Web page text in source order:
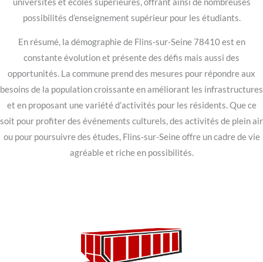
possibilités d’enseignement supérieur pour les étudiants.
En résumé, la démographie de Flins-sur-Seine 78410 est en
constante évolution et présente des défis mais aussi des
opportunités. La commune prend des mesures pour répondre aux
besoins de la population croissante en améliorant les infrastructures
et en proposant une variété d’activités pour les résidents. Que ce
soit pour profiter des événements culturels, des activités de plein air
ou pour poursuivre des études, Flins-sur-Seine offre un cadre de vie
agréable et riche en possibilités.